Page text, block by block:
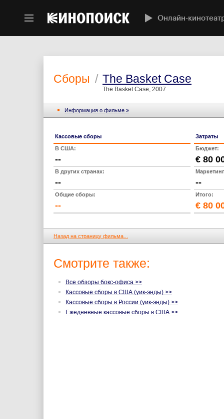
Онлайн-
Сборы / The Basket Case
The Basket Case, 2007
Информация о фильме »
Кассовые сборы
В США:
--
В других странах:
--
Общие сборы:
--
Затраты
Бюджет:
€ 80
--
Итого:
€ 80
Назад на страницу фильма...
Смотрите также:
Все обзоры бокс-офиса >>
Кассовые сборы в США (уик-энды) >>
Кассовые сборы в России (уик-энды) >>
Ежедневные кассовые сборы в США >>